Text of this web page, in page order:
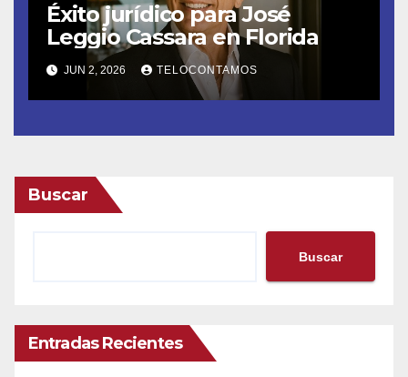
Éxito jurídico para José
Leggio Cassara en Florida
JUN 2, 2026 TELOCONTAMOS
Buscar
Buscar
Entradas Recientes